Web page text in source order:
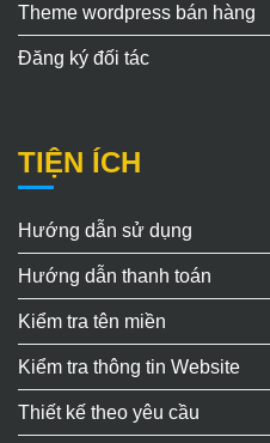
Theme wordpress bán hàng
Đăng ký đối tác
TIỆN ÍCH
Hướng dẫn sử dụng
Hướng dẫn thanh toán
Kiểm tra tên miền
Kiểm tra thông tin Website
Thiết kế theo yêu cầu